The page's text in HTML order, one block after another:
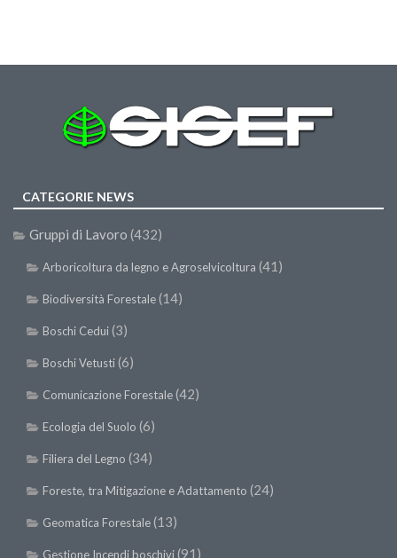
Corsi di Aggiornamento
Giornate di Studio
Rassegne
Reports
Simposii
Congressi
Pagina Congressi
Premi SISEF
XV Congresso (Sassari 2026)
XIV Congresso (Padova 2024)
XIII Congresso (Orvieto 2022)
XII Congresso (Palermo 2019)
XI Congresso (Roma 2017)
CATEGORIE NEWS
Gruppi di Lavoro (432)
Arboricoltura da legno e Agroselvicoltura (41)
Biodiversità Forestale(14)
Boschi Cedui(3)
Boschi Vetusti(6)
Comunicazione Forestale(42)
Ecologia del Suolo (6)
Filiera del Legno (34)
Foreste, tra Mitigazione e Adattamento (24)
Geomatica Forestale(13)
Gestione Incendi boschivi(91)